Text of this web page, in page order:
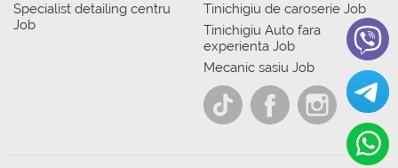
Specialist detailing centru
Job
Tinichigiu de caroserie Job
Tinichigiu Auto fara
experienta Job
Mecanic sasiu Job